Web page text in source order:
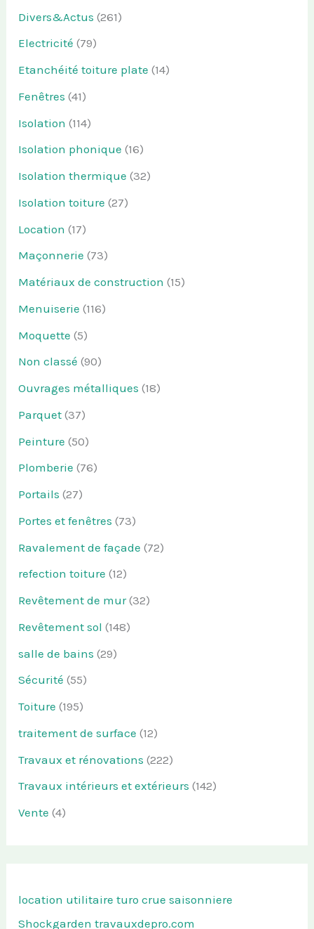
Divers&Actus (261)
Electricité (79)
Etanchéité toiture plate (14)
Fenêtres (41)
Isolation (114)
Isolation phonique (16)
Isolation thermique (32)
Isolation toiture (27)
Location (17)
Maçonnerie (73)
Matériaux de construction (15)
Menuiserie (116)
Moquette (5)
Non classé (90)
Ouvrages métalliques (18)
Parquet (37)
Peinture (50)
Plomberie (76)
Portails (27)
Portes et fenêtres (73)
Ravalement de façade (72)
refection toiture (12)
Revêtement de mur(32)
Revêtement sol (148)
salle de bains (29)
Sécurité (55)
Toiture (195)
traitement de surface (12)
Travaux et rénovations (222)
Travaux intérieurs et extérieurs (142)
Vente (4)
location utilitaire turo crue saisonniere
Shockgarden travauxdepro.com